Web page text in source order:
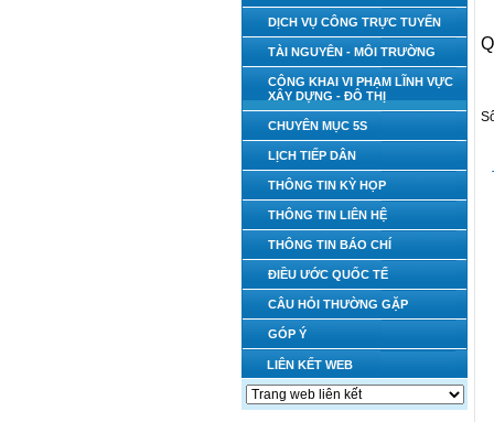
DỊCH VỤ CÔNG TRỰC TUYẾN
TÀI NGUYÊN - MÔI TRƯỜNG
CÔNG KHAI VI PHẠM LĨNH VỰC
XÂY DỰNG - ĐÔ THỊ
CHUYÊN MỤC 5S
LỊCH TIẾP DÂN
THÔNG TIN KỲ HỌP
THÔNG TIN LIÊN HỆ
THÔNG TIN BÁO CHÍ
ĐIỀU ƯỚC QUỐC TẾ
CÂU HỎI THƯỜNG GẶP
GÓP Ý
LIÊN KẾT WEB